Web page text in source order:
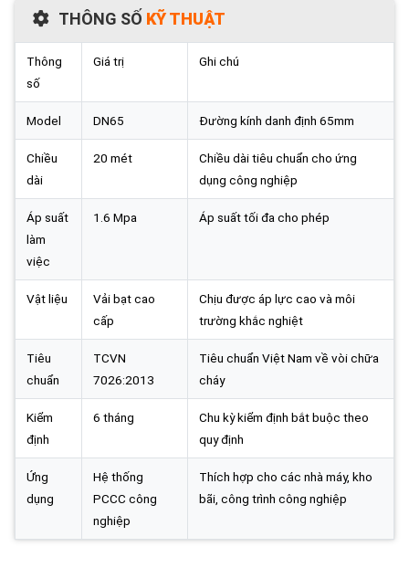
THÔNG SỐ KỸ THUẬT
Thông
số
Giá trị Ghi chú
Model DN65 Đường kính danh định 65mm
Chiều
dài
20 mét
Chiều dài tiêu chuẩn cho ứng
dụng công nghiệp
Áp suất
làm
việc
1.6 Mpa Áp suất tối đa cho phép
Vật liệu
Vải bạt cao
cấp
Chịu được áp lực cao và môi
trường khắc nghiệt
Tiêu
chuẩn
TCVN
7026:2013
Tiêu chuẩn Việt Nam về vòi chữa
cháy
Kiểm
định
6 tháng
Chu kỳ kiểm định bắt buộc theo
quy định
Ứng
dụng
Hệ thống
PCCC công
nghiệp
Thích hợp cho các nhà máy, kho
bãi, công trình công nghiệp